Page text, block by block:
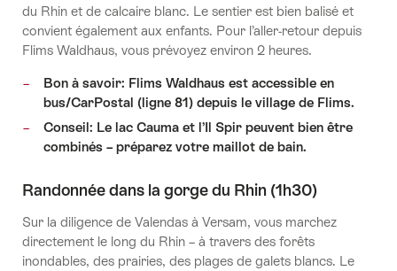
du Rhin et de calcaire blanc. Le sentier est bien balisé et
convient également aux enfants. Pour l’aller-retour depuis
Flims Waldhaus, vous prévoyez environ 2 heures.
Bon à savoir: Flims Waldhaus est accessible en
bus/CarPostal (ligne 81) depuis le village de Flims.
Conseil: Le lac Cauma et l’Il Spir peuvent bien être
combinés – préparez votre maillot de bain.
Randonnée dans la gorge du Rhin (1h30)
Sur la diligence de Valendas à Versam, vous marchez
directement le long du Rhin – à travers des forêts
inondables, des prairies, des plages de galets blancs. Le